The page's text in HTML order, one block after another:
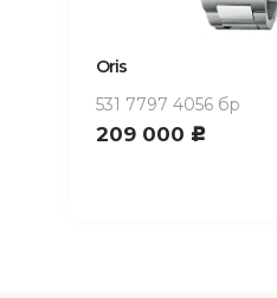
Oris
531 7797 4056 бр
209 000 c